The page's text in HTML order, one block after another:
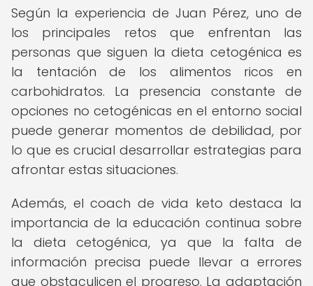
Según la experiencia de Juan Pérez, uno de
los principales retos que enfrentan las
personas que siguen la dieta cetogénica es
la tentación de los alimentos ricos en
carbohidratos. La presencia constante de
opciones no cetogénicas en el entorno social
puede generar momentos de debilidad, por
lo que es crucial desarrollar estrategias para
afrontar estas situaciones.
Además, el coach de vida keto destaca la
importancia de la educación continua sobre
la dieta cetogénica, ya que la falta de
información precisa puede llevar a errores
que obstaculicen el progreso. La adaptación